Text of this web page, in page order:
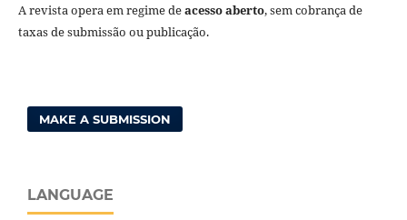
A revista opera em regime deacesso aberto, sem cobrança de
taxas de submissão ou publicação.
MAKE A SUBMISSION
LANGUAGE